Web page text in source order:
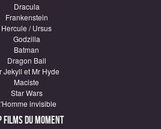
Dracula
Frankenstein
Hercule / Ursus
Godzilla
Batman
Dragon Ball
Jekyll et Mr Hyde
Maciste
Star Wars
invisible
Films du moment